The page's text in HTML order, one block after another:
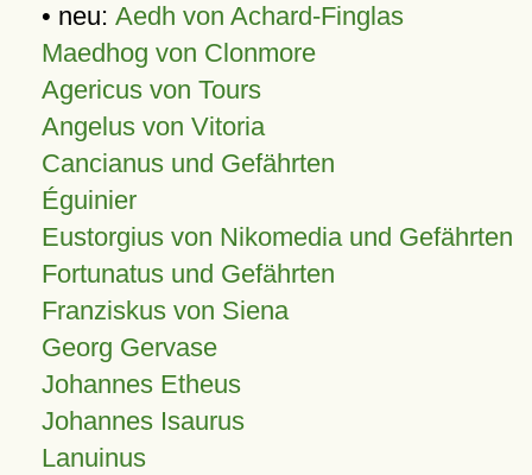
• neu: Aedh von Achard-Finglas
Maedhog von Clonmore
Agericus von Tours
Angelus von Vitoria
Cancianus und Gefährten
Éguinier
Eustorgius von Nikomedia und Gefährten
Fortunatus und Gefährten
Franziskus von Siena
Georg Gervase
Johannes Etheus
Johannes Isaurus
Lanuinus